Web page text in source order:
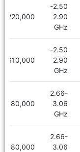
2.50-
2.90
GHz
2,220,000
2.50-
2.90
GHz
2,610,000
2.66-
3.06
GHz
1,980,000
2.66-
3.06
1,980,000